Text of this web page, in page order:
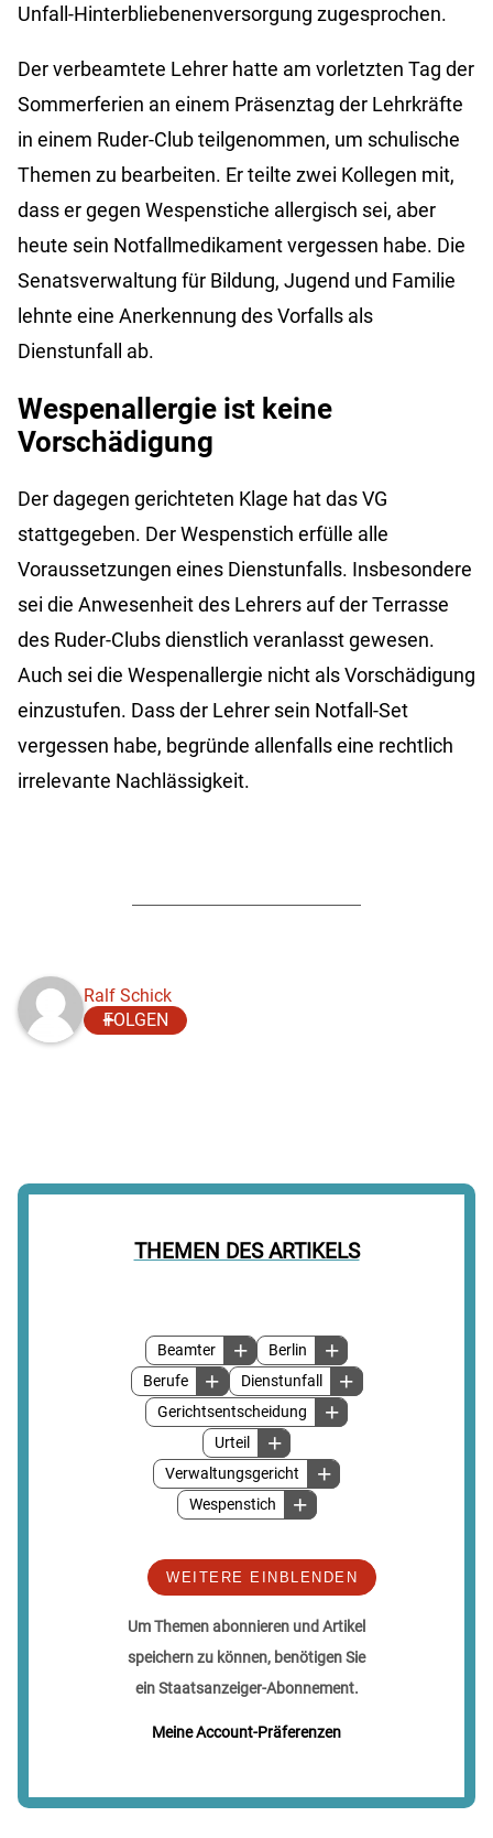
THEMEN DES ARTIKELS
Beamter
Berlin
Berufe
Dienstunfall
Gerichtsentscheidung
Urteil
Verwaltungsgericht
Wespenstich
WEITERE EINBLENDEN
Um Themen abonnieren und Artikel
speichern zu können, benötigen Sie
ein Staatsanzeiger-Abonnement.
Meine Account-Präferenzen
Unfall-Hinterbliebenenversorgung zugesprochen.
Der verbeamtete Lehrer hatte am vorletzten Tag der
Sommerferien an einem Präsenztag der Lehrkräfte
in einem Ruder-Club teilgenommen, um schulische
Themen zu bearbeiten. Er teilte zwei Kollegen mit,
dass er gegen Wespenstiche allergisch sei, aber
heute sein Notfallmedikament vergessen habe. Die
Senatsverwaltung für Bildung, Jugend und Familie
lehnte eine Anerkennung des Vorfalls als
Dienstunfall ab.
Wespenallergie ist keine
Vorschädigung
Der dagegen gerichteten Klage hat das VG
stattgegeben. Der Wespenstich erfülle alle
Voraussetzungen eines Dienstunfalls. Insbesondere
sei die Anwesenheit des Lehrers auf der Terrasse
des Ruder-Clubs dienstlich veranlasst gewesen.
Auch sei die Wespenallergie nicht als Vorschädigung
einzustufen. Dass der Lehrer sein Notfall-Set
vergessen habe, begründe allenfalls eine rechtlich
irrelevante Nachlässigkeit.
Ralf Schick
FOLGEN